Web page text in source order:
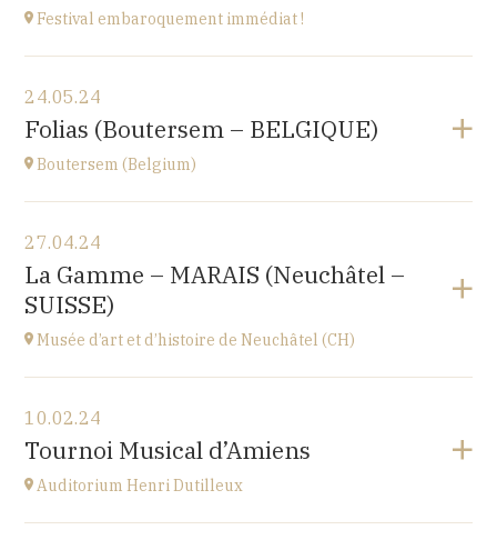
Festival embaroquement immédiat !
Le Nord (59)
à 17H00
24.05.24
Folias (Boutersem – BELGIQUE)
Boutersem (Belgium)
Sint-Annakerk
Roosbeek
à20H00
Accéder au site
27.04.24
La Gamme – MARAIS (Neuchâtel –
SUISSE)
Musée d’art et d’histoire de Neuchâtel (CH)
Esplanade Léopold-Robert 1 CH-2000 Neuchâtel
à 20H15
10.02.24
Tournoi Musical d’Amiens
Auditorium Henri Dutilleux